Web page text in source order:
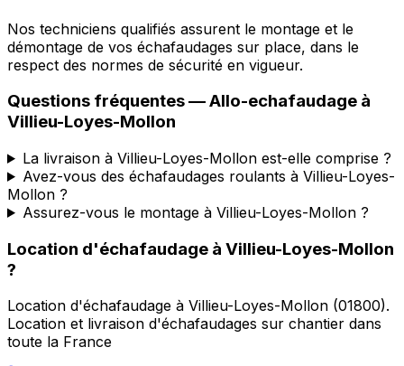
Nos techniciens qualifiés assurent le montage et le
démontage de vos échafaudages sur place, dans le
respect des normes de sécurité en vigueur.
Questions fréquentes —Allo-echafaudage à
Villieu-Loyes-Mollon
La livraison à Villieu-Loyes-Mollon est-elle comprise ?
Avez-vous des échafaudages roulants à Villieu-Loyes-
Mollon ?
Assurez-vous le montage à Villieu-Loyes-Mollon ?
Location d'échafaudage à Villieu-Loyes-Mollon
?
Location d'échafaudage à Villieu-Loyes-Mollon (01800).
Location et livraison d'échafaudages sur chantier dans
toute la France